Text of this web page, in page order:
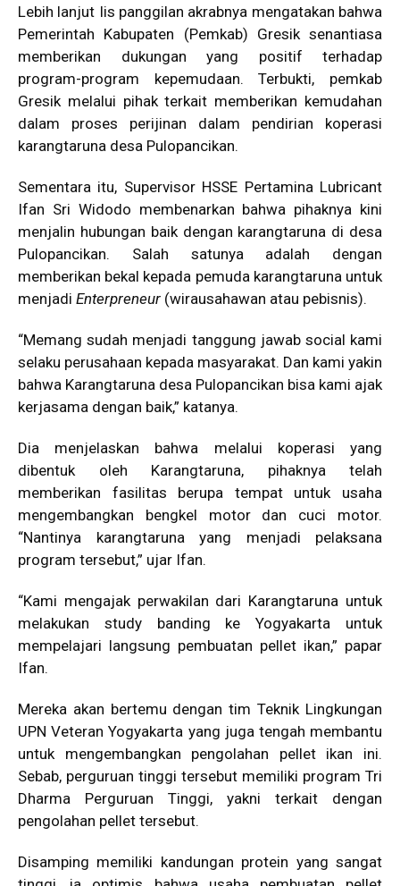
Lebih lanjut Iis panggilan akrabnya mengatakan bahwa
Pemerintah Kabupaten (Pemkab) Gresik senantiasa
memberikan dukungan yang positif terhadap
program-program kepemudaan. Terbukti, pemkab
Gresik melalui pihak terkait memberikan kemudahan
dalam proses perijinan dalam pendirian koperasi
karangtaruna desa Pulopancikan.
Sementara itu, Supervisor HSSE Pertamina Lubricant
Ifan Sri Widodo membenarkan bahwa pihaknya kini
menjalin hubungan baik dengan karangtaruna di desa
Pulopancikan. Salah satunya adalah dengan
memberikan bekal kepada pemuda karangtaruna untuk
menjadi Enterpreneur (wirausahawan atau pebisnis).
“Memang sudah menjadi tanggung jawab social kami
selaku perusahaan kepada masyarakat. Dan kami yakin
bahwa Karangtaruna desa Pulopancikan bisa kami ajak
kerjasama dengan baik,” katanya.
Dia menjelaskan bahwa melalui koperasi yang
dibentuk oleh Karangtaruna, pihaknya telah
memberikan fasilitas berupa tempat untuk usaha
mengembangkan bengkel motor dan cuci motor.
“Nantinya karangtaruna yang menjadi pelaksana
program tersebut,” ujar Ifan.
“Kami mengajak perwakilan dari Karangtaruna untuk
melakukan study banding ke Yogyakarta untuk
mempelajari langsung pembuatan pellet ikan,” papar
Ifan.
Mereka akan bertemu dengan tim Teknik Lingkungan
UPN Veteran Yogyakarta yang juga tengah membantu
untuk mengembangkan pengolahan pellet ikan ini.
Sebab, perguruan tinggi tersebut memiliki program Tri
Dharma Perguruan Tinggi, yakni terkait dengan
pengolahan pellet tersebut.
Disamping memiliki kandungan protein yang sangat